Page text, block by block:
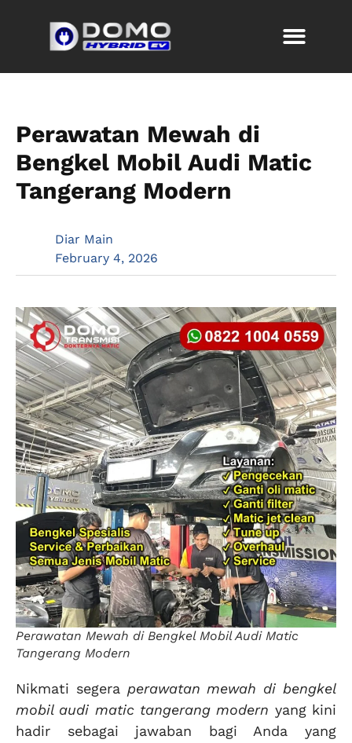
Perawatan Mewah di
Bengkel Mobil Audi Matic
Tangerang Modern
Diar Main
February 4, 2026
Perawatan Mewah di Bengkel Mobil Audi Matic
Tangerang Modern
Nikmati segera perawatan mewah di bengkel
mobil audi matic tangerang modern yang kini
hadir sebagai jawaban bagi Anda yang